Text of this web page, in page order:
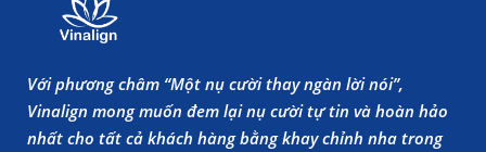
Với phương châm “Một nụ cười thay ngàn lời nói”,
Vinalign mong muốn đem lại nụ cười tự tin và hoàn hảo
nhất cho tất cả khách hàng bằng khay chỉnh nha trong